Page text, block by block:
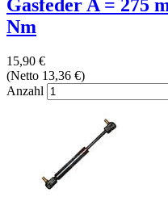
Gasfeder A = 275
Nm
15,90 €
(Netto 13,36 €)
Anzahl